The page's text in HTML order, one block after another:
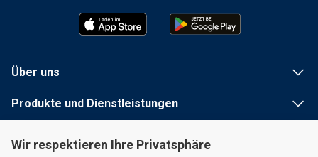
Wir respektieren Ihre Privatsphäre
Über uns
Produkte und Dienstleistungen